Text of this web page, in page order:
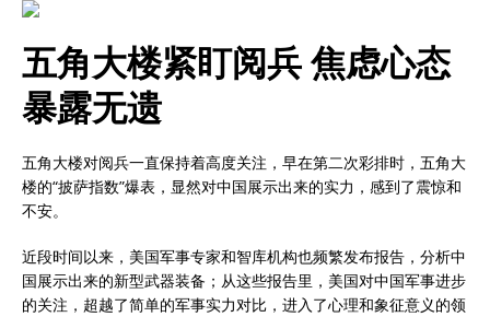
五角大楼紧盯阅兵 焦虑心态
暴露无遗
五角大楼对阅兵一直保持着高度关注，早在第二次彩排时，五角大
楼的“披萨指数”爆表，显然对中国展示出来的实力，感到了震惊和
不安。
近段时间以来，美国军事专家和智库机构也频繁发布报告，分析中
国展示出来的新型武器装备；从这些报告里，美国对中国军事进步
的关注，超越了简单的军事实力对比，进入了心理和象征意义的领